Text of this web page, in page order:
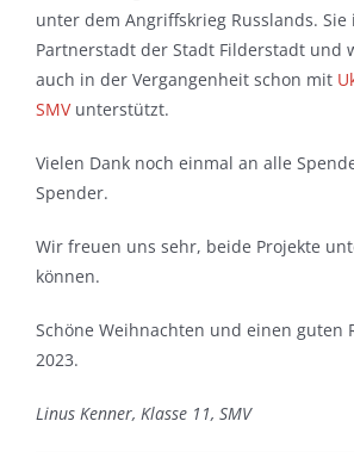
unter dem Angriffskrieg Russlands. Sie
Partnerstadt der Stadt Filderstadt und
auch in der Vergangenheit schon mit
SMVunterstützt.
Vielen Dank noch einmal an alle
Spender.
Wir freuen uns sehr, beide Projekte
können.
Schöne Weihnachten und einen guten
2023.
Linus Kenner, Klasse 11, SMV